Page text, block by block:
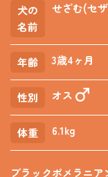
犬の
名前
せざむ(セ
年齢 3歳4ヶ月
性別 オス
体重 6.1kg
ブラックポメラニア